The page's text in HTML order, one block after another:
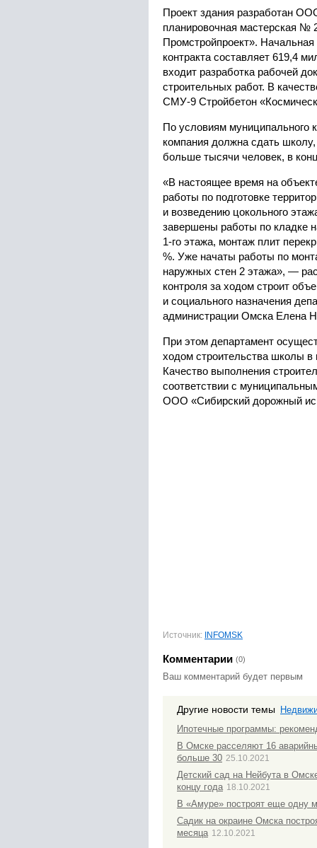
Проект здания разработан
планировочная мастерская
Промстройпроект».
контракта составляет 619,4
входит разработка рабочей
строительных работ. В
СМУ-9 Стройбетон
По условиям муниципального
компания должна сдать
больше тысячи человек, в
«В настоящее время на
работы по подготовке
и возведению цокольного
завершены работы по кладке
1-го этажа, монтаж плит
%. Уже начаты работы по
наружных стен 2 этажа», —
контроля за ходом строит
и социального назначения
администрации Омска Елена
При этом департамент
ходом строительства школы в
Качество выполнения
соответствии с
ООО «Сибирский дорожный
Источник: INFOMSK
Комментарии (0)
Ваш комментарий будет первым
Другие новости темы
Ипотечные программы:
В Омске расселяют 16
больше 30 25.10.2021
Детский сад на Нейбута в
концу года 18.10.2021
В «Амуре» построят еще одну
Садик на окраине Омска
месяца 12.10.2021